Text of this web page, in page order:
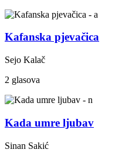
Kafanska pjevačica
Sejo Kalač
2 glasova
Kada umre ljubav
Sinan Sakić